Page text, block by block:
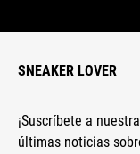
SNEAKER LOVER
¡Suscríbete a
últimas noticias